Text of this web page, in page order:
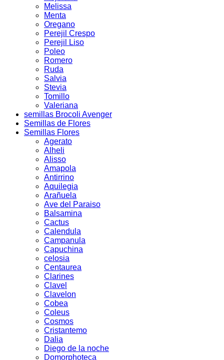
Melissa
Menta
Oregano
Perejil Crespo
Perejil Liso
Poleo
Romero
Ruda
Salvia
Stevia
Tomillo
Valeriana
semillas Brocoli Avenger
Semillas de Flores
Semillas Flores
Agerato
Alheli
Alisso
Amapola
Antirrino
Aquilegia
Arañuela
Ave del Paraiso
Balsamina
Cactus
Calendula
Campanula
Capuchina
celosia
Centaurea
Clarines
Clavel
Clavelon
Cobea
Coleus
Cosmos
Cristantemo
Dalia
Diego de la noche
Domorphoteca